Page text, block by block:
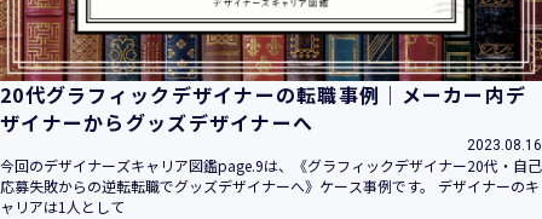
20代グラフィックデザイナーの転職事例｜メーカー内デ
ザイナーからグッズデザイナーへ
2023.08.16
今回のデザイナーズキャリア図鑑page.9は、《グラフィックデザイナー20代・自己
応募失敗からの逆転転職でグッズデザイナーへ》ケース事例です。 デザイナーのキ
ャリアは1人として